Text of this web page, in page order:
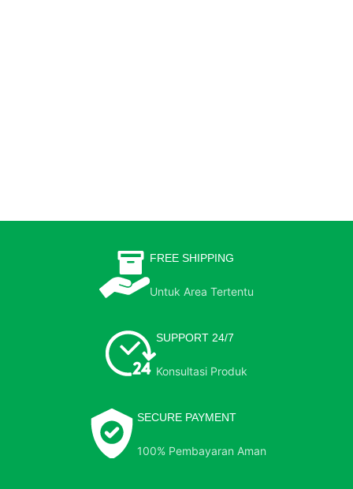
FREE SHIPPING
Untuk Area Tertentu
SUPPORT 24/7
Konsultasi Produk
SECURE PAYMENT
100% Pembayaran Aman